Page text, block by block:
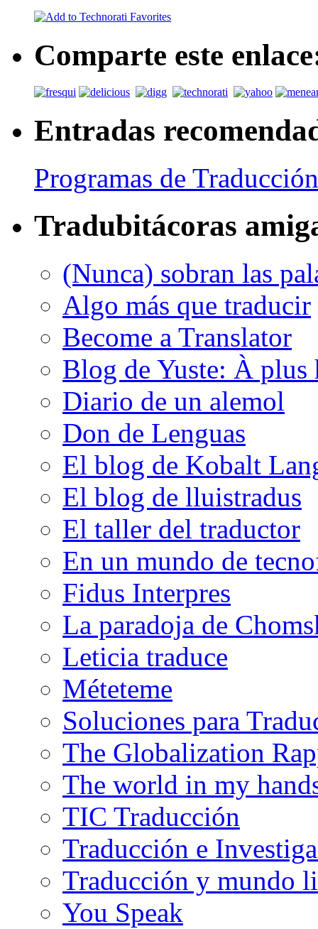
Comparte este
Entradas
Programas de
Tradubitácoras
(Nunca) sobran las
Algo más que traducir
Become a Translator
Blog de Yuste: À plus
Diario de un alemol
Don de Lenguas
El blog de Kobalt
El blog de lluistradus
El taller del traductor
En un mundo de
Fidus Interpres
La paradoja de
Leticia traduce
Méteteme
Soluciones para
The Globalization
The world in my
TIC Traducción
Traducción e
Traducción y mundo
You Speak